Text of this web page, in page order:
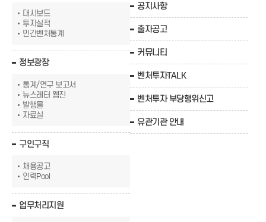
대시보드
투자실적
민간벤처통계
정보광장
통계/연구 보고서
뉴스레터 웹진
발행물
자료실
구인구직
채용공고
인력Pool
업무처리지원
공지사항
출자공고
커뮤니티
벤처투자TALK
벤처투자 부당행위신고
유관기관 안내